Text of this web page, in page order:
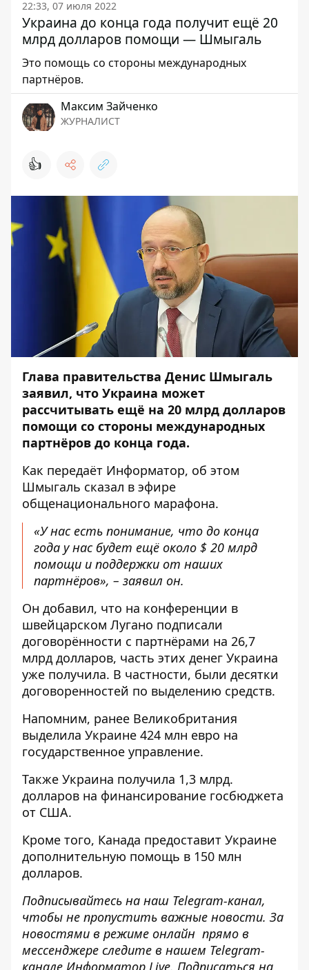
22:33, 07 июля 2022
Украина до конца года получит ещё 20
млрд долларов помощи — Шмыгаль
Это помощь со стороны международных
партнёров.
Максим Зайченко
ЖУРНАЛИСТ
👍
Глава правительства Денис Шмыгаль
заявил, что Украина может
рассчитывать ещё на 20 млрд долларов
помощи со стороны международных
партнёров до конца года.
Как передаёт Информатор, об этом
Шмыгаль сказал в эфире
общенационального марафона.
«У нас есть понимание, что до конца
года у нас будет ещё около $ 20 млрд
помощи и поддержки от наших
партнёров», – заявил он.
Он добавил, что на конференции в
швейцарском Лугано подписали
договорённости с партнёрами на 26,7
млрд долларов, часть этих денег Украина
уже получила. В частности, были десятки
договоренностей по выделению средств.
Напомним, ранее Великобритания
выделила Украине 424 млн евро на
государственное управление.
Также Украина получила 1,3 млрд.
долларов на финансирование госбюджета
от США.
Кроме того, Канада предоставит Украине
дополнительную помощь в 150 млн
долларов.
Подписывайтесь на наш Telegram-канал,
чтобы не пропустить важные новости. За
новостями в режиме онлайн прямо в
мессенджере следите в нашем Telegram-
канале Информатор Live. Подписаться на